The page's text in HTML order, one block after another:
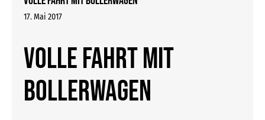
17. Mai 2017
Volle Fahrt mit
Bollerwagen